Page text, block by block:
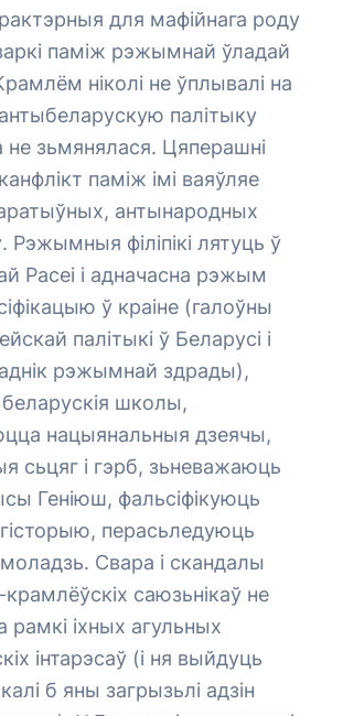
для мафійнага роду
паміж рэжымнай ўладай
ніколі не ўплывалі на
палітыку
зьмянялася. Цяперашні
паміж імі ваяўляе
антынародных
Рэжымныя філіпікі лятуць ў
Расеі і адначасна рэжым
ў краіне (галоўны
палітыкі ў Беларусі і
рэжымнай здрады),
школы,
нацыянальныя дзеячы,
сьцяг і гэрб, зьневажаюць
Геніюш, фальсіфікуюць
перасьледуюць
Свара і скандалы
саюзьнікаў не
рамкі іхных агульных
інтарэсаў (і ня выйдуць
б яны загрызьлі адзін